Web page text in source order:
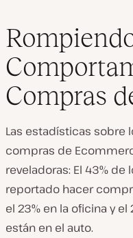
Compras
Las estadísticas
compras de
reveladoras: El 43%
reportado hacer
el 23% en la oficina y
están en el auto.